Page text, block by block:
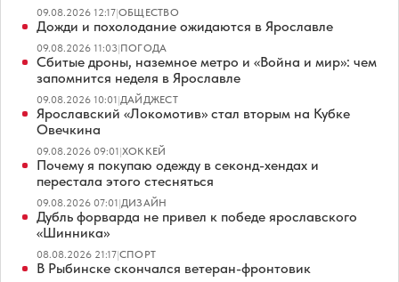
09.08.2026 12:17|ОБЩЕСТВО
Дожди и похолодание ожидаются в Ярославле
09.08.2026 11:03|ПОГОДА
Сбитые дроны, наземное метро и «Война и мир»: чем
запомнится неделя в Ярославле
09.08.2026 10:01|ДАЙДЖЕСТ
Ярославский «Локомотив» стал вторым на Кубке
Овечкина
09.08.2026 09:01|ХОККЕЙ
Почему я покупаю одежду в секонд-хендах и
перестала этого стесняться
09.08.2026 07:01|ДИЗАЙН
Дубль форварда не привел к победе ярославского
«Шинника»
08.08.2026 21:17|СПОРТ
В Рыбинске скончался ветеран-фронтовик